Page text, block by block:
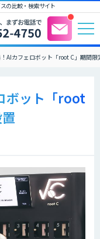
の比較・検索サイト
AIカフェロボット「root C」期間
ボット「root